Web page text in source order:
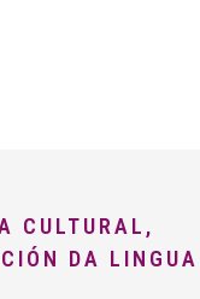
CULTURAL,
DA LINGUA